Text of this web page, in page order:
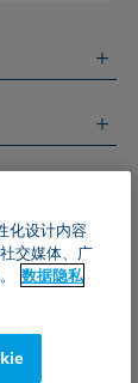
化设计内容
交媒体、广
数据隐私